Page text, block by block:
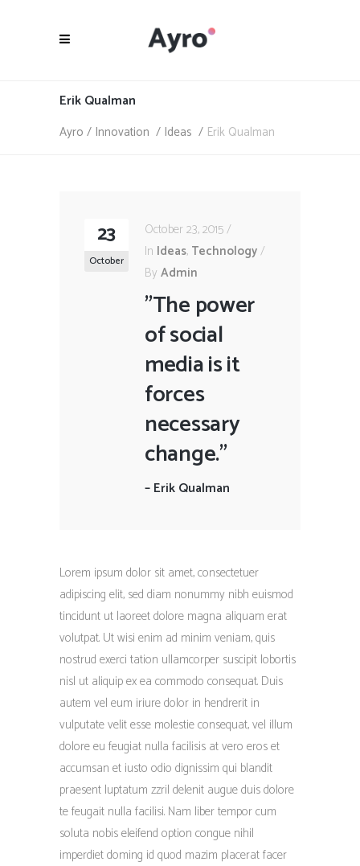
Erik Qualman
Ayro / Innovation / Ideas / Erik Qualman
23
October
October 23, 2015
In Ideas, Technology
By Admin
"The power
of social
media is it
forces
necessary
change."
–Erik Qualman
Lorem ipsum dolor sit amet, consectetuer
adipiscing elit, sed diam nonummy nibh euismod
tincidunt ut laoreet dolore magna aliquam erat
volutpat. Ut wisi enim ad minim veniam, quis
nostrud exerci tation ullamcorper suscipit lobortis
nisl ut aliquip ex ea commodo consequat. Duis
autem vel eum iriure dolor in hendrerit in
vulputate velit esse molestie consequat, vel illum
dolore eu feugiat nulla facilisis at vero eros et
accumsan et iusto odio dignissim qui blandit
praesent luptatum zzril delenit augue duis dolore
te feugait nulla facilisi. Nam liber tempor cum
soluta nobis eleifend option congue nihil
imperdiet doming id quod mazim placerat facer